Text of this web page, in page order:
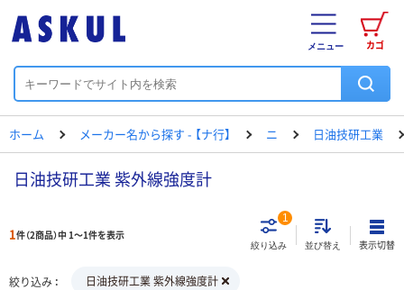
カゴ
メニュー
ホーム メーカー名から探す - 【ナ行】 ニ 日油技研工業
日油技研工業 紫外線強度計
1件（2商品）中 1～1件を表示
絞り込み
1
並び替え 表示切替
絞り込み 日油技研工業 紫外線強度計